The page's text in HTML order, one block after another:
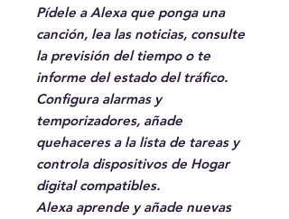
Pídele a Alexa que ponga una
canción, lea las noticias, consulte
la previsión del tiempo o te
informe del estado del tráfico.
Configura alarmas y
temporizadores, añade
quehaceres a la lista de tareas y
controla dispositivos de Hogar
digital compatibles.
Alexa aprende y añade nuevas